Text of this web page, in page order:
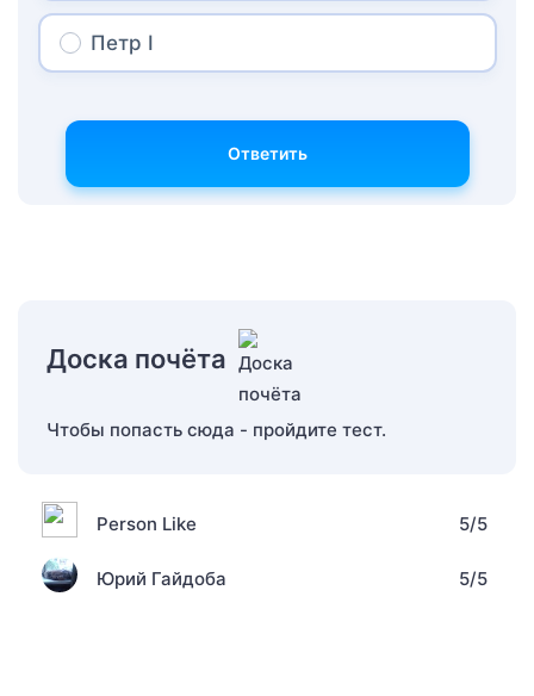
Петр I
Ответить
Доска почёта
Чтобы попасть сюда - пройдите тест.
Person Like 5/5
Юрий Гайдоба 5/5